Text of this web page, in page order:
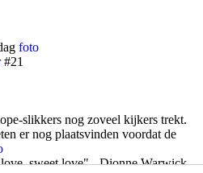
foto
#21
slikkers nog zoveel kijkers trekt.
er nog plaatsvinden voordat de
sweet love" - Dionne Warwick.